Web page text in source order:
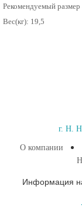
Рекомендуемый
Вес(кг): 19,5
г. Н.
О компании
Информация